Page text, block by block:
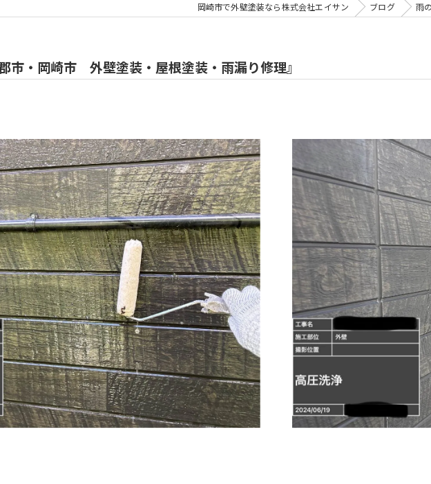
岡崎市で外壁塗装なら株式会社エイサン ブログ 雨
市・岡崎市 外壁塗装・屋根塗装・雨漏り修理』